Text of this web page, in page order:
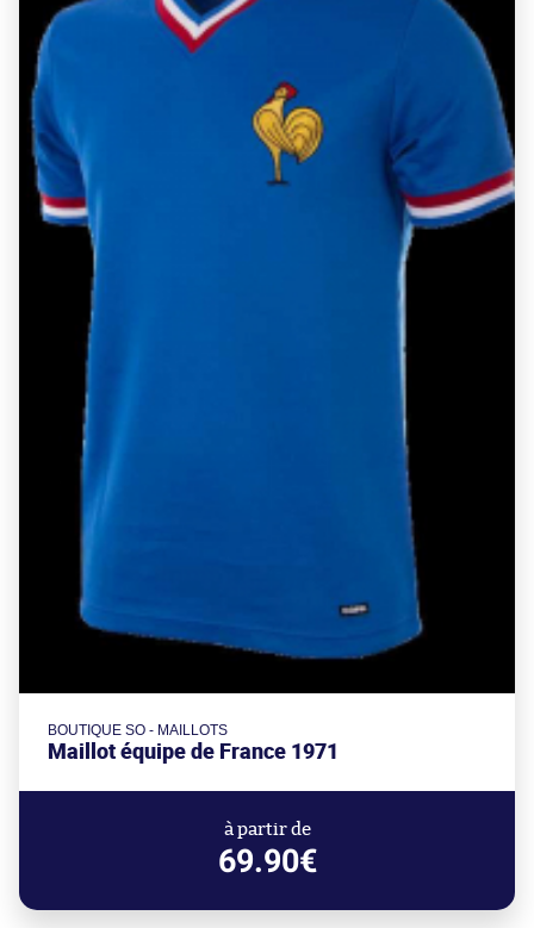
BOUTIQUE SO - MAILLOTS
Maillot équipe de France 1971
à partir de
69.90€